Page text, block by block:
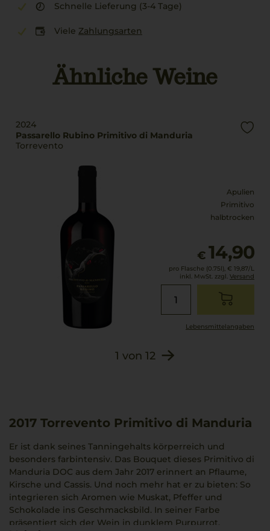
Schnelle Lieferung (3-4 Tage)
Viele Zahlungsarten
Ähnliche Weine
2024
Passarello Rubino Primitivo di Manduria
Torrevento
Apulien
Primitivo
halbtrocken
€ 14,90
pro Flasche (0.75l), € 19,87/L
inkl. MwSt. zzgl. Versand
Lebensmittel­angaben
1 von 12
2017 Torrevento Primitivo di Manduria
Er ist dank seines Tanningehalts körperreich und
besonders farbintensiv. Das Bouquet dieses Primitivo di
Manduria DOC aus dem Jahr 2017 erinnert an Pflaume,
Kirsche und Cassis. Und noch mehr hat er zu bieten: So
integrieren sich Aromen wie Muskat, Pfeffer und
Schokolade ins Geschmacksbild. In seiner Farbe
präsentiert sich der Wein in dunklem Purpurrot.